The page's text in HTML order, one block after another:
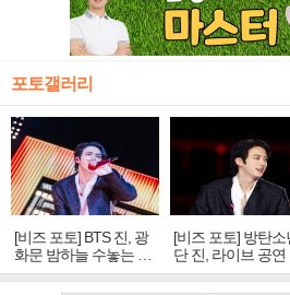
포토갤러리
[비즈 포토] BTS 진, 광
화문 밤하늘 수놓는 '비
주얼 킹'의 열창
[비즈 포토] 방탄소
단 진, 라이브 공연
빛나는 독보적 아